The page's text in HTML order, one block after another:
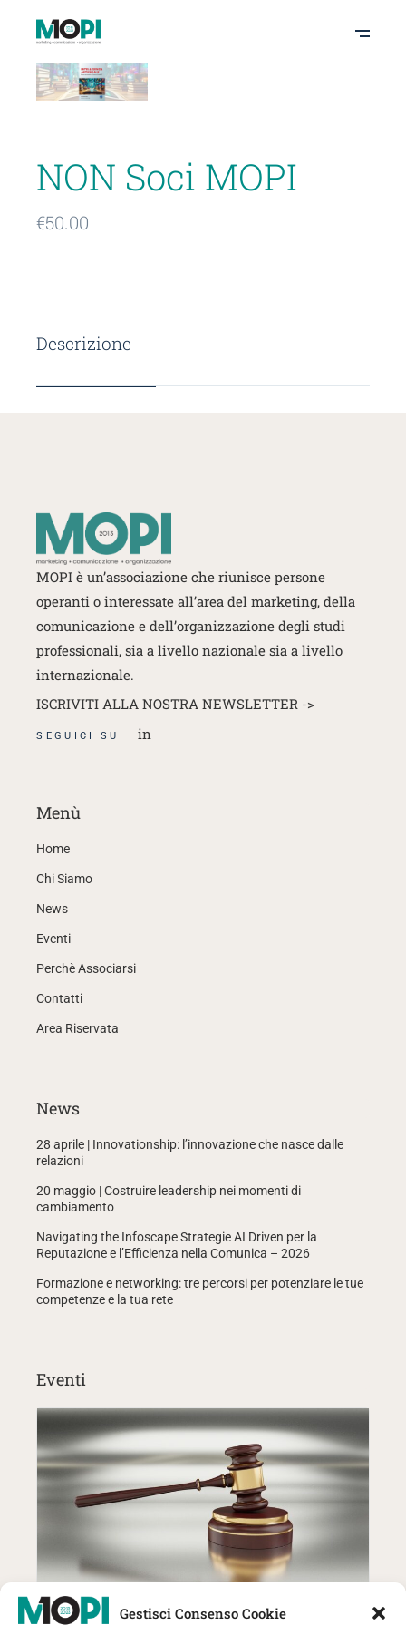
Gestisci Consenso Cookie
NON Soci MOPI
€50.00
Descrizione
MOPI è un’associazione che riunisce persone
operanti o interessate all’area del marketing, della
comunicazione e dell’organizzazione degli studi
professionali, sia a livello nazionale sia a livello
internazionale.
ISCRIVITI ALLA NOSTRA NEWSLETTER ->
SEGUICI SU in
Menù
Home
Chi Siamo
News
Eventi
Perchè Associarsi
Contatti
Area Riservata
News
28 aprile | Innovationship: l’innovazione che nasce dalle
relazioni
20 maggio | Costruire leadership nei momenti di
cambiamento
Navigating the Infoscape Strategie AI Driven per la
Reputazione e l’Efficienza nella Comunica – 2026
Formazione e networking: tre percorsi per potenziare le tue
competenze e la tua rete
Eventi
27 Ottobre | MOPI incontra The